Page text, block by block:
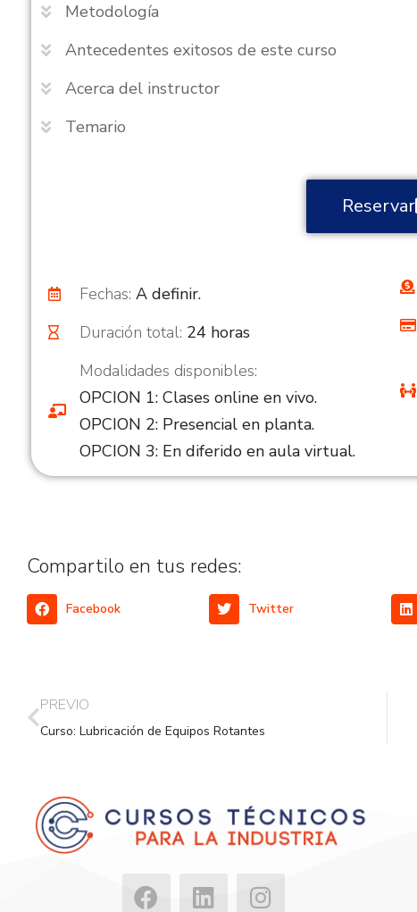
Metodología
Antecedentes exitosos de este curso
Acerca del instructor
Temario
Reservar
Fechas: A definir.
Duración total: 24 horas
Modalidades disponibles:
OPCION 1: Clases online en vivo.
OPCION 2: Presencial en planta.
OPCION 3: En diferido en aula virtual.
Compartilo en tus redes:
Facebook Twitter
PREVIO
Curso: Lubricación de Equipos Rotantes